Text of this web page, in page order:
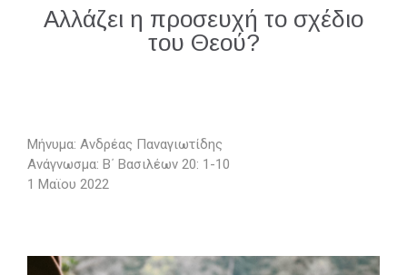
Αλλάζει η προσευχή το σχέδιο
του Θεού?
Μήνυμα: Ανδρέας Παναγιωτίδης
Ανάγνωσμα: Β΄ Βασιλέων 20: 1-10
1 Μαϊου 2022